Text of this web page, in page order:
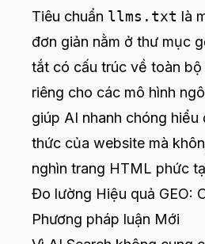
Tiêu chuẩn llms.txt là
đơn giản nằm ở thư mục
tắt có cấu trúc về toàn
riêng cho các mô hình
giúp AI nhanh chóng
thức của website mà
nghìn trang HTML phức
Đo lường Hiệu quả GEO:
Phương pháp luận Mới